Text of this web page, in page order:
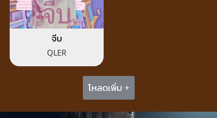
จีบ
QLER
โหลดเพิ่ม +